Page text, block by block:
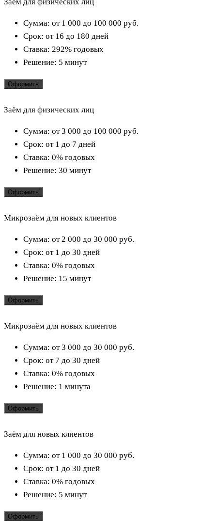
Сумма: от 1 000 до 100 000 руб.
Срок: от 16 до 180 дней
Ставка: 292% годовых
Решение: 5 минут
Оформить
Заём для физических лиц
Сумма: от 3 000 до 100 000 руб.
Срок: от 1 до 7 дней
Ставка: 0% годовых
Решение: 30 минут
Оформить
Микрозаём для новых клиентов
Сумма: от 2 000 до 30 000 руб.
Срок: от 1 до 30 дней
Ставка: 0% годовых
Решение: 15 минут
Оформить
Микрозаём для новых клиентов
Сумма: от 3 000 до 30 000 руб.
Срок: от 7 до 30 дней
Ставка: 0% годовых
Решение: 1 минута
Оформить
Заём для новых клиентов
Сумма: от 1 000 до 30 000 руб.
Срок: от 1 до 30 дней
Ставка: 0% годовых
Решение: 5 минут
Оформить